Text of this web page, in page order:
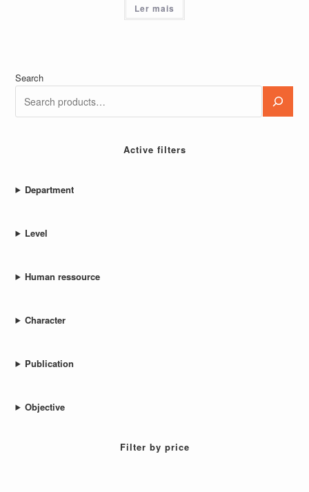
Ler mais
Search
Active filters
Department
Level
Human ressource
Character
Publication
Objective
Filter by price